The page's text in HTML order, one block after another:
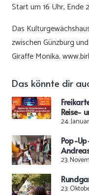
Start um 16 Uhr, Ende
Das
zwischen Günzburg
Giraffe Monika.
Das könnte dir
Reise-
24.
Pop-
23.
23.